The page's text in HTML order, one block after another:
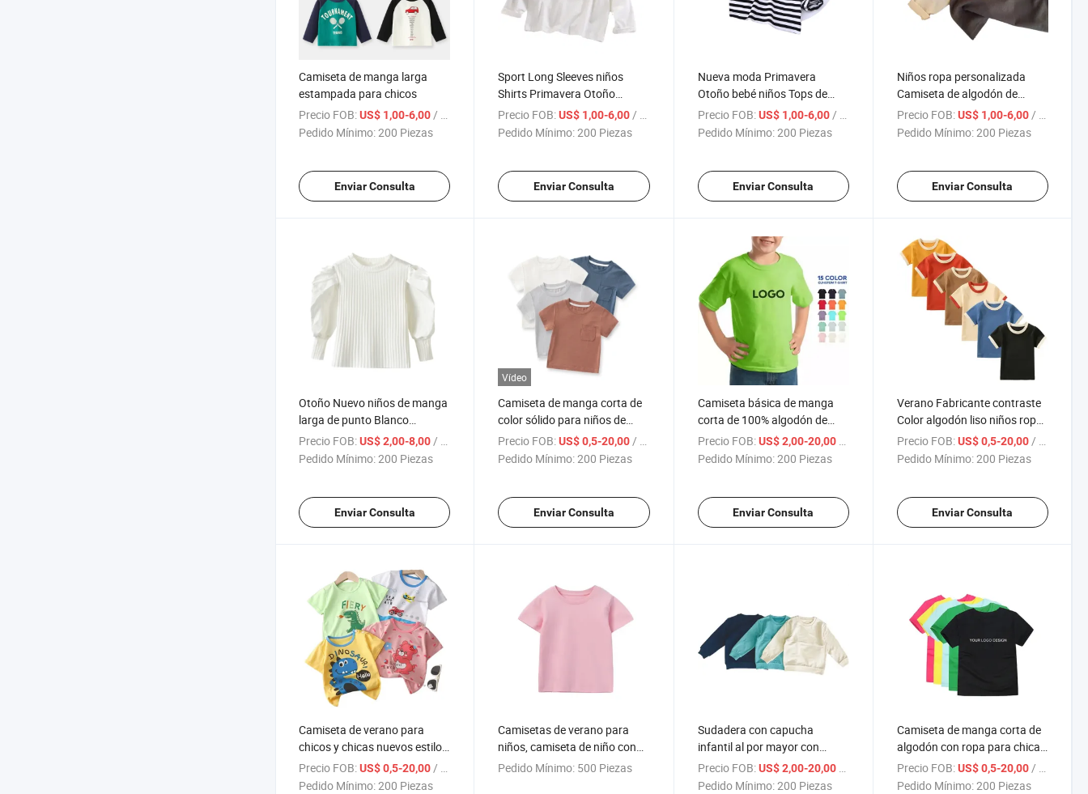
Camiseta de manga larga
estampada para chicos
Precio FOB:US$ 1,00-6,00/ Pieza
Pedido Mínimo:200 Piezas
Enviar Consulta
Sport Long Sleeves niños
Shirts Primavera Otoño
hombro chicos Camisas de
manga larga
Precio FOB: US$ 1,00-6,00 / Pieza
Pedido Mínimo:200 Piezas
Enviar Consulta
Nueva moda Primavera
Otoño bebé niños Tops de
manga larga algodón
Imprimir camisetas para
Precio FOB: US$ 1,00-6,00/ Pieza
Pedido Mínimo:200 Piezas
Enviar Consulta
Niños ropa personalizada
Camiseta de algodón de
manga larga Camisetas para
chicos
Precio FOB: US$ 1,00-6,00/ Pieza
Pedido Mínimo:200 Piezas
Enviar Consulta
Otoño Nuevo niños de manga
larga de punto Blanco
Camiseta de manga de
burbuja para chicas
Precio FOB:US$ 2,00-8,00/ Pieza
Pedido Mínimo:200 Piezas
Enviar Consulta
Vídeo
Camiseta de manga corta de
color sólido para niños de
bambú personalizada
Precio FOB: US$ 0,5-20,00/ Pieza
Pedido Mínimo:200 Piezas
Enviar Consulta
Camiseta básica de manga
corta de 100% algodón de
color sólido
Precio FOB: US$ 2,00-20,00 / Pieza
Pedido Mínimo:200 Piezas
Enviar Consulta
Verano Fabricante contraste
Color algodón liso niños ropa
camiseta
Precio FOB: US$ 0,5-20,00/ Pieza
Pedido Mínimo:200 Piezas
Enviar Consulta
Camiseta de verano para
chicos y chicas nuevos estilo
coreano Casual Individual Top
ropa de los bebés
Precio FOB:US$ 0,5-20,00 / Pieza
Pedido Mínimo:200 Piezas
Camisetas de verano para
niños, camiseta de niño con
estampado de dibujos
Pedido Mínimo: 500 Piezas
Sudadera con capucha
infantil al por mayor con
estampado casual
Precio FOB: US$ 2,00-20,00
Pedido Mínimo:200 Piezas
Camiseta de manga corta de
algodón con ropa para chicas
de colores diferentes 100%
algodón Niños
Precio FOB: US$ 0,5-20,00 / Pieza
Pedido Mínimo:200 Piezas